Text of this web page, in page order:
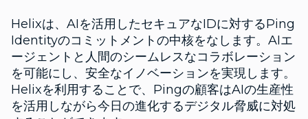
Helixは、AIを活用したセキュアなIDに対するPing
Identityのコミットメントの中核をなします。AIエ
ージェントと人間のシームレスなコラボレーション
を可能にし、安全なイノベーションを実現します。
Helixを利用することで、Pingの顧客はAIの生産性
を活用しながら今日の進化するデジタル脅威に対処